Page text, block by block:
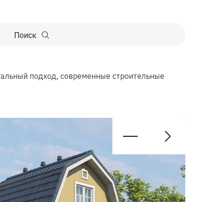
Поиск
подход, современные строительные